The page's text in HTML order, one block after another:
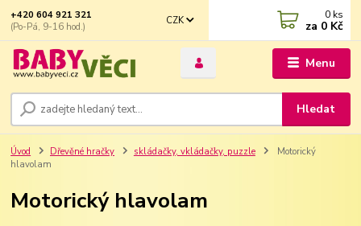
Menu
CZK
Hledat
+420 604 921 321
(Po-Pá, 9-16 hod.)
0 ks
za 0 Kč
Úvod Dřevěné hračky skládačky, vkládačky, puzzle
Motorický
hlavolam
Motorický hlavolam